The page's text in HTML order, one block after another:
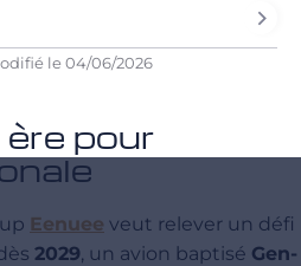
le04/06/2026
pour
Eenuee veut relever un défi
2029, un avion baptisé Gen-